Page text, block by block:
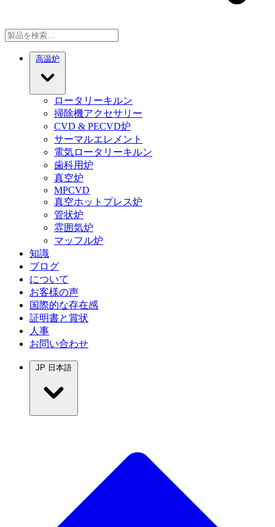
高温炉
ロータリーキルン
掃除機アクセサリー
CVD & PECVD炉
サーマルエレメント
電気ロータリーキルン
歯科用炉
真空炉
MPCVD
真空ホットプレス炉
管状炉
雰囲気炉
マッフル炉
知識
ブログ
について
お客様の声
国際的な存在感
証明書と賞状
人事
お問い合わせ
JP 日本語